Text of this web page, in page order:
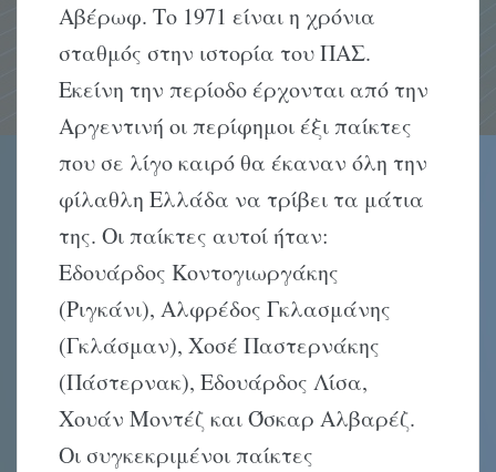
Αβέρωφ. Το 1971 είναι η χρόνια
σταθμός στην ιστορία του ΠΑΣ.
Εκείνη την περίοδο έρχονται από την
Αργεντινή οι περίφημοι έξι παίκτες
που σε λίγο καιρό θα έκαναν όλη την
φίλαθλη Ελλάδα να τρίβει τα μάτια
της. Οι παίκτες αυτοί ήταν:
Εδουάρδος Κοντογιωργάκης
(Ριγκάνι), Αλφρέδος Γκλασμάνης
(Γκλάσμαν), Χοσέ Παστερνάκης
(Πάστερνακ), Εδουάρδος Λίσα,
Χουάν Μοντέζ και Όσκαρ Αλβαρέζ.
Οι συγκεκριμένοι παίκτες